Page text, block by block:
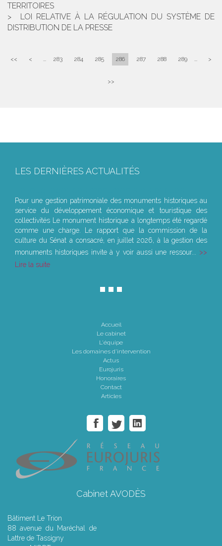
TERRITOIRES
LOI RELATIVE À LA RÉGULATION DU SYSTÈME DE
DISTRIBUTION DE LA PRESSE
<< < 283 284 285 286 287 288 289 >
>>
LES DERNIÈRES ACTUALITÉS
Pour une gestion patrimoniale des monuments historiques au
service du développement économique et touristique des
collectivités Le monument historique a longtemps été regardé
comme une charge. Le rapport que la commission de la
culture du Sénat a consacré, en juillet 2026, à la gestion des
monuments historiques invite à y voir aussi une ressour...
Lire la suite
Accueil
Le cabinet
L'équipe
Les domaines d'intervention
Actus
Eurojuris
Honoraires
Contact
Articles
Cabinet AVODÈS
Bâtiment Le Trion
88 avenue du Maréchal de
Lattre de Tassigny